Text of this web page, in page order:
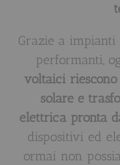
Grazie a
performanti,
voltaici
solare e
elettrica pronta
dispositivi ed
ormai non